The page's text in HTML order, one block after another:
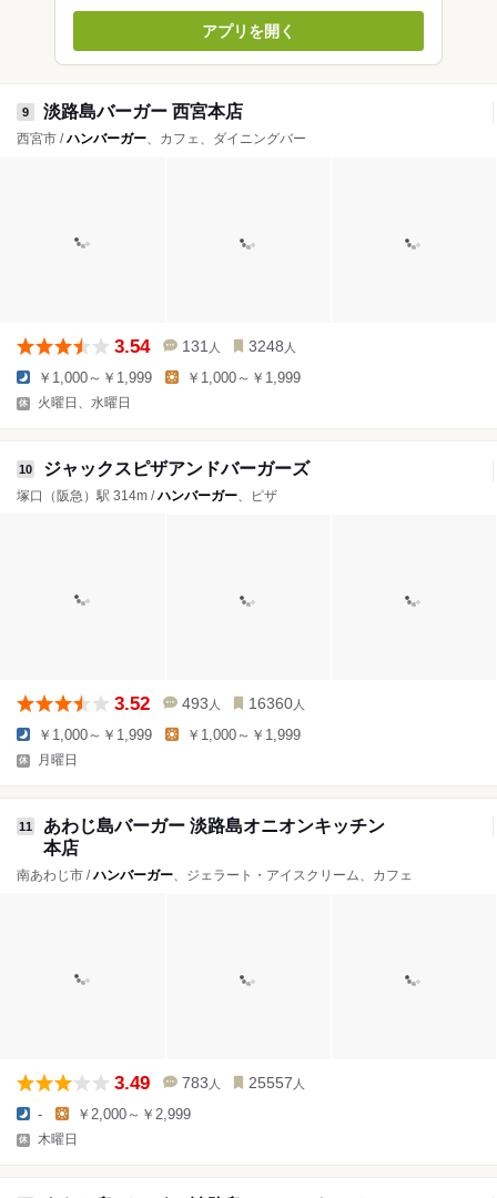
アプリを開く
9 淡路島バーガー 西宮本店
西宮市 /ハンバーガー、カフェ、ダイニングバー
3.54 131 人 3248 人
￥1,000～￥1,999 ￥1,000～￥1,999
火曜日、水曜日
10 ジャックスピザアンドバーガーズ
塚口（阪急）駅 314m /ハンバーガー、ピザ
3.52 493 人 16360 人
￥1,000～￥1,999 ￥1,000～￥1,999
月曜日
11
あわじ島バーガー 淡路島オニオンキッチン
本店
南あわじ市 /ハンバーガー、ジェラート・アイスクリーム、カフェ
3.49 783 人 25557 人
- ￥2,000～￥2,999
木曜日